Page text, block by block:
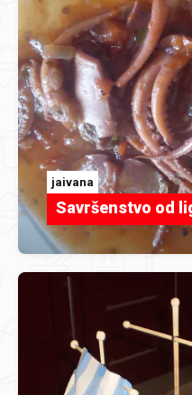
jaivana
Savršenstvo od